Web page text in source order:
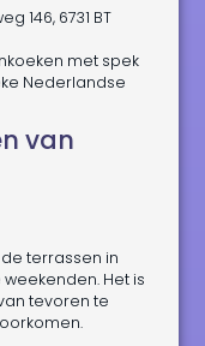
146, 6731 BT
met spek
Nederlandse
van
terrassen in
Het is
tevoren te